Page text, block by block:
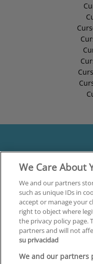
We Care About
We and our partners
such as unique IDs in
accept or manage your
right to object where
the privacy policy page.
partners and will not
su privacidad
We and our partners